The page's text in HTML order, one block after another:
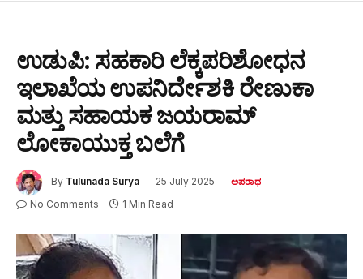
ಉಡುಪಿ: ಸಹಕಾರಿ ಲೆಕ್ಕಪರಿಶೋಧನ
ಇಲಾಖೆಯ ಉಪನಿರ್ದೇಶಕಿ ರೇಣುಕಾ
ಮತ್ತು ಸಹಾಯಕ ಜಯರಾಮ್
ಲೋಕಾಯುಕ್ತ ಬಲೆಗೆ
By Tulunada Surya 25 July 2025 ಅಪರಾಧ
No Comments 1 Min Read